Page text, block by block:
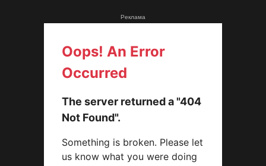
Реклама